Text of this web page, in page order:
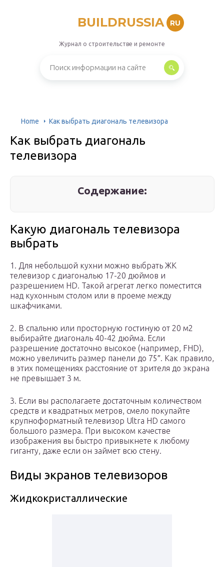
BUILDRUSSIA RU
Журнал о строительстве и ремонте
Home Как выбрать диагональ телевизора
Как выбрать диагональ
телевизора
Содержание:
Какую диагональ телевизора
выбрать
1. Для небольшой кухни можно выбрать ЖК
телевизор с диагональю 17-20 дюймов и
разрешением HD. Такой агрегат легко поместится
над кухонным столом или в проеме между
шкафчиками.
2. В спальню или просторную гостиную от 20 м2
выбирайте диагональ 40-42 дюйма. Если
разрешение достаточно высокое (например, FHD),
можно увеличить размер панели до 75″. Как правило,
в этих помещениях расстояние от зрителя до экрана
не превышает 3 м.
3. Если вы располагаете достаточным количеством
средств и квадратных метров, смело покупайте
крупноформатный телевизор Ultra HD самого
большого размера. При высоком качестве
изображения вы быстро привыкнете к любому
гиганту, даже если он займет всю стену.
Виды экранов телевизоров
Жидкокристаллические